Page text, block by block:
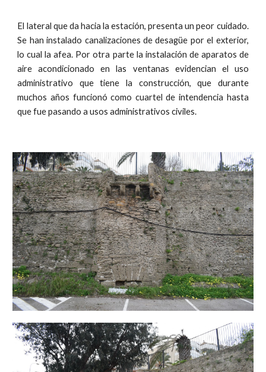
El lateral que da hacia la estación, presenta un peor cuidado.
Se han instalado canalizaciones de desagüe por el exterior,
lo cual la afea. Por otra parte la instalación de aparatos de
aire acondicionado en las ventanas evidencian el uso
administrativo que tiene la construcción, que durante
muchos años funcionó como cuartel de intendencia hasta
que fue pasando a usos administrativos civiles.